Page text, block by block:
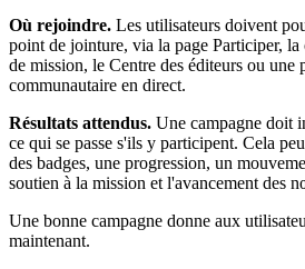
Où rejoindre. Les utilisateurs doivent
point de jointure, via la page Participer, la
de mission, le Centre des éditeurs ou une
communautaire en direct.
Résultats attendus. Une campagne doit
ce qui se passe s'ils y participent. Cela
des badges, une progression, un
soutien à la mission et l'avancement des
Une bonne campagne donne aux
maintenant.